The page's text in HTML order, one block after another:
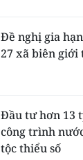
Đề nghị gia
27 xã biên giới
Đầu tư hơn 13
công trình
tộc thiểu số